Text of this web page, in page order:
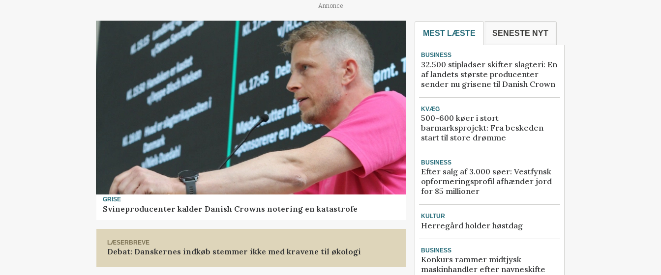
Annonce
GRISE
Svineproducenter kalder Danish Crowns notering en katastrofe
LÆSERBREVE
Debat: Danskernes indkøb stemmer ikke med kravene til økologi
MEST LÆSTE SENESTE NYT
BUSINESS
32.500 stipladser skifter slagteri: En
af landets største producenter
sender nu grisene til Danish Crown
KVÆG
500-600 køer i stort
barmarksprojekt: Fra beskeden
start til store drømme
BUSINESS
Efter salg af 3.000 søer: Vestfynsk
opformeringsprofil afhænder jord
for 85 millioner
KULTUR
Herregård holder høstdag
BUSINESS
Konkurs rammer midtjysk
maskinhandler efter navneskifte